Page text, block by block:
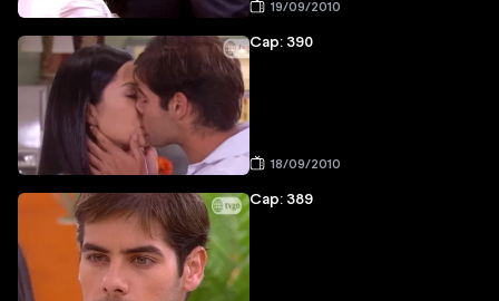
19/09/2010
Cap: 390
18/09/2010
Cap: 389